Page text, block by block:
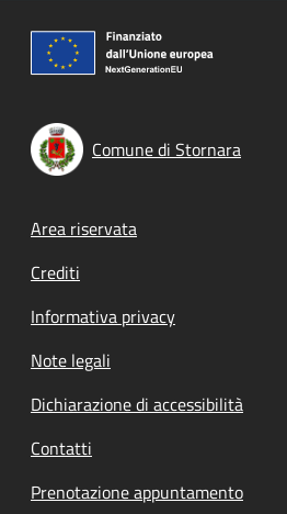
Comune di Stornara
Footer menu
Area riservata
Crediti
Informativa privacy
Note legali
Dichiarazione di accessibilità
Contatti
Prenotazione appuntamento